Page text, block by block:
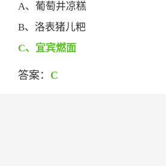
A、葡萄井凉糕
B、洛表猪儿粑
C、宜宾燃面
答案： C